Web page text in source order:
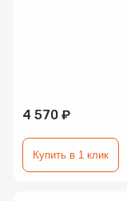
4 570 ₽
Купить в 1 клик